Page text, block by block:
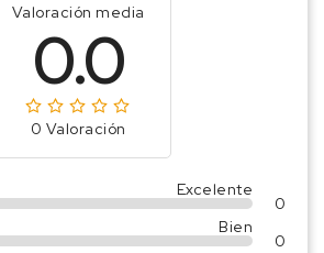
Valoración media
0.0
0 Valoración
Excelente
0
Bien
0